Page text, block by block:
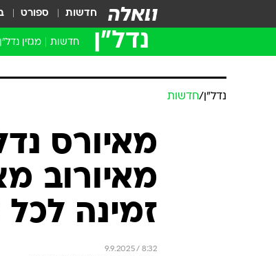
חדשות ספורט
נדל״ן חדשות מגזין נדל"ן
נדל״ן /חדשות
מאיורס
מאיורוב
זמינה
9.9.2025 / 8:32